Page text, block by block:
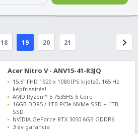
18 19 20 21
Acer Nitro V - ANV15-41-R3JQ
15,6" FHD 1920 x 1080 IPS kijelző, 165 Hz
képfrissítés!
AMD Ryzen™ 5 7535HS 6 Core
16GB DDR5 / 1TB PCIe NVMe SSD + 1TB
SSD
NVIDIA GeForce RTX 3050 6GB GDDR6
3 év garancia